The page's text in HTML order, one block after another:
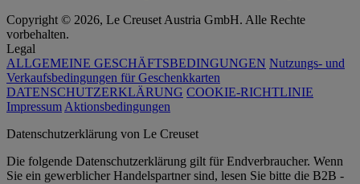
Copyright © 2026, Le Creuset Austria GmbH. Alle Rechte
vorbehalten.
Legal
ALLGEMEINE GESCHÄFTSBEDINGUNGEN Nutzungs- und
Verkaufsbedingungen für Geschenkkarten
DATENSCHUTZERKLÄRUNG COOKIE-RICHTLINIE
Impressum Aktionsbedingungen
Datenschutz­erklärung von Le Creuset
Die folgende Datenschutzerklärung gilt für Endverbraucher. Wenn
Sie ein gewerblicher Handelspartner sind, lesen Sie bitte die B2B -